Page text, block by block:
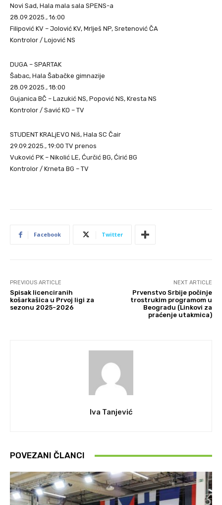
Novi Sad, Hala mala sala SPENS-a
28.09.2025., 16:00
Filipović KV – Jolović KV, Mrlješ NP, Sretenović ČA
Kontrolor / Lojović NS
DUGA – SPARTAK
Šabac, Hala Šabačke gimnazije
28.09.2025., 18:00
Gujanica BČ – Lazukić NS, Popović NS, Kresta NS
Kontrolor / Savić KO – TV
STUDENT KRALjEVO Niš, Hala SC Čair
29.09.2025., 19:00 TV prenos
Vuković PK – Nikolić LE, Ćurčić BG, Ćirić BG
Kontrolor / Krneta BG – TV
Facebook Twitter
PREVIOUS ARTICLE
Spisak licenciranih
košarkašica u Prvoj ligi za
sezonu 2025-2026
NEXT ARTICLE
Prvenstvo Srbije počinje
trostrukim programom u
Beogradu (Linkovi za
praćenje utakmica)
Iva Tanjević
POVEZANI ČLANCI